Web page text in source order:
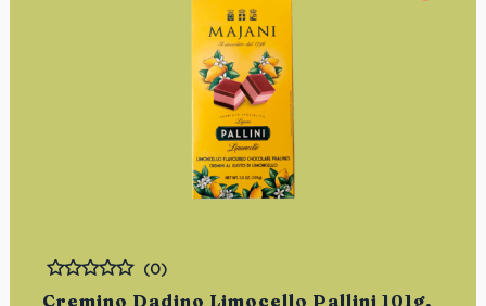
Cremino Dadino Limocello Pallini 101g,
Bewertet
(0)